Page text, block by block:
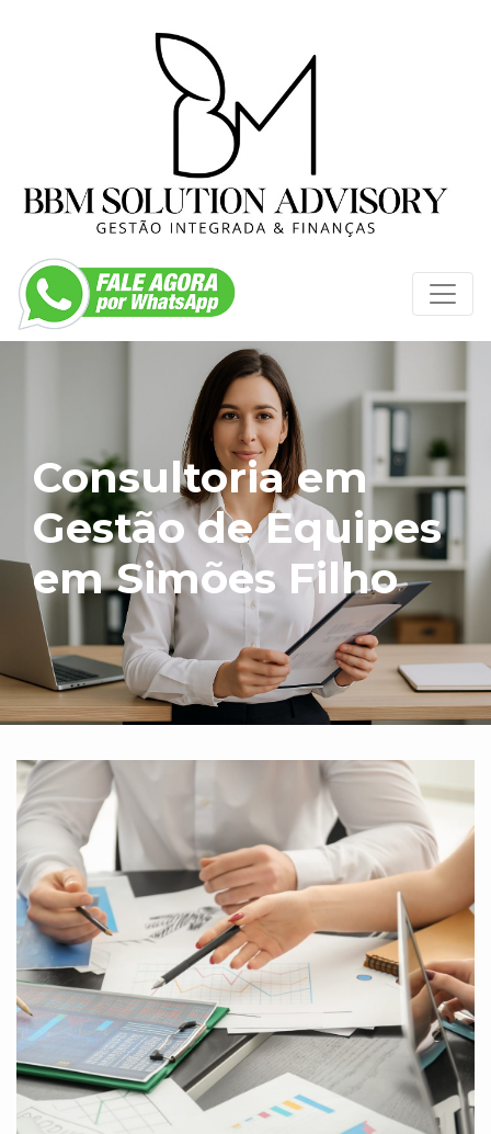
Consultoria em
Gestão de Equipes
em Simões Filho